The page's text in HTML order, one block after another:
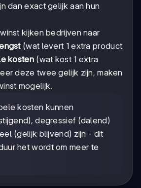
dan exact gelijk aan hun
kijken bedrijven naar
(wat levert 1 extra product
kosten(wat kost 1 extra
deze twee gelijk zijn, maken
mogelijk.
kosten kunnen
degressief (dalend)
(gelijk blijvend) zijn - dit
het wordt om meer te